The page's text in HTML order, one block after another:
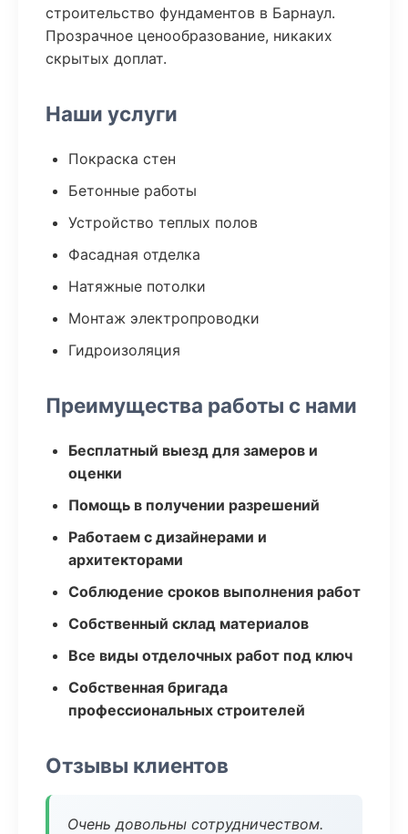
строительство фундаментов в Барнаул.
Прозрачное ценообразование, никаких
скрытых доплат.
Наши услуги
Покраска стен
Бетонные работы
Устройство теплых полов
Фасадная отделка
Натяжные потолки
Монтаж электропроводки
Гидроизоляция
Преимущества работы с нами
Бесплатный выезд для замеров и
оценки
Помощь в получении разрешений
Работаем с дизайнерами и
архитекторами
Соблюдение сроков выполнения работ
Собственный склад материалов
Все виды отделочных работ под ключ
Собственная бригада
профессиональных строителей
Отзывы клиентов
Очень довольны сотрудничеством.